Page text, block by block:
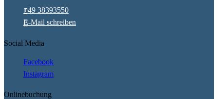
+49 38393550
E-Mail schreiben
Social Media
Facebook
Instagram
Onlinebuchung